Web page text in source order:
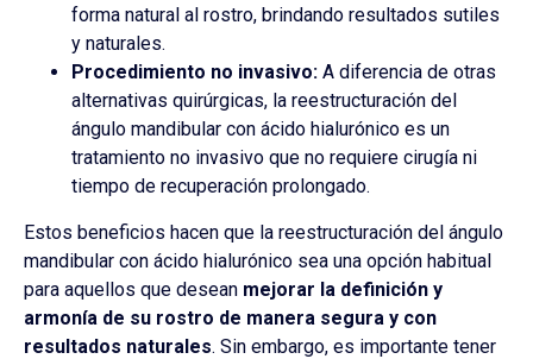
forma natural al rostro, brindando resultados sutiles
y naturales.
Procedimiento no invasivo: A diferencia de otras
alternativas quirúrgicas, la reestructuración del
ángulo mandibular con ácido hialurónico es un
tratamiento no invasivo que no requiere cirugía ni
tiempo de recuperación prolongado.
Estos beneficios hacen que la reestructuración del ángulo
mandibular con ácido hialurónico sea una opción habitual
para aquellos que desean mejorar la definición y
armonía de su rostro de manera segura y con
resultados naturales. Sin embargo, es importante tener